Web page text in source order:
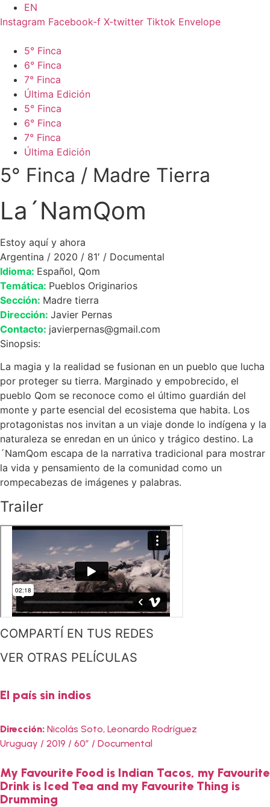
al
EN
Instagram Facebook-f X-twitter Tiktok Envelope
5° Finca
6° Finca
7° Finca
Última Edición
5° Finca
6° Finca
7° Finca
Última Edición
5° Finca / Madre Tierra
La´NamQom
Estoy aquí y ahora
Argentina / 2020 / 81′ / Documental
Idioma: Español, Qom
Temática: Pueblos Originarios
Sección: Madre tierra
Dirección: Javier Pernas
Contacto: javierpernas@gmail.com
Sinopsis:
La magia y la realidad se fusionan en un pueblo que lucha
por proteger su tierra. Marginado y empobrecido, el
pueblo Qom se reconoce como el último guardián del
monte y parte esencial del ecosistema que habita. Los
protagonistas nos invitan a un viaje donde lo indígena y la
naturaleza se enredan en un único y trágico destino. La
´NamQom escapa de la narrativa tradicional para mostrar
la vida y pensamiento de la comunidad como un
rompecabezas de imágenes y palabras.
Trailer
COMPARTÍ EN TUS REDES
VER OTRAS PELÍCULAS
El país sin indios
Dirección: Nicolás Soto, Leonardo Rodríguez
Uruguay / 2019 / 60” / Documental
My Favourite Food is Indian Tacos, my Favourite
Drink is Iced Tea and my Favourite Thing is
Drumming